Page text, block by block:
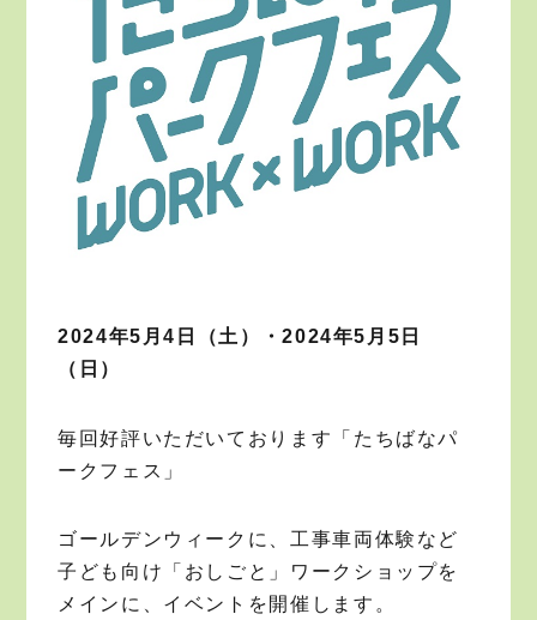
2024年5月4日（土）・2024年5月5日
（日）
毎回好評いただいております「たちばなパ
ークフェス」
ゴールデンウィークに、工事車両体験など
子ども向け「おしごと」ワークショップを
メインに、イベントを開催します。